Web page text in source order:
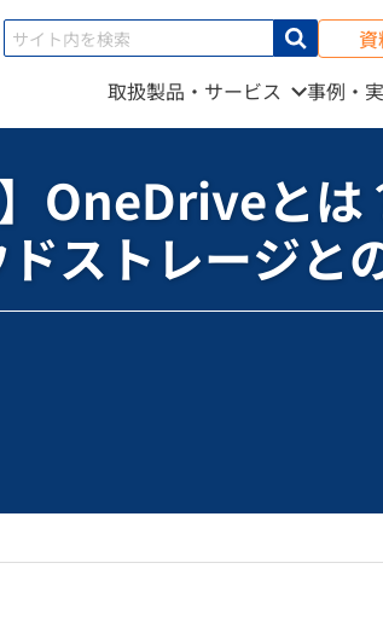
取扱製品・サービス
事例・
OneDriveとは
ストレージと